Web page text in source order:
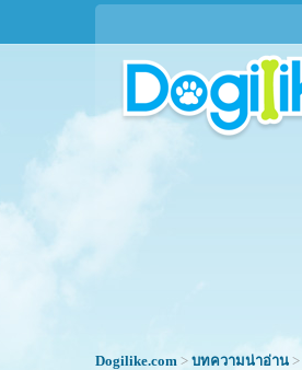
Dogilike.com > บทความน่าอ่าน >